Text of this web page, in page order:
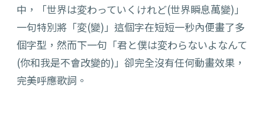
中，「世界は変わっていくけれど(世界瞬息萬變)」
一句特別將「変(變)」這個字在短短一秒內便畫了多
個字型，然而下一句「君と僕は変わらないよなんて
(你和我是不會改變的)」 卻完全沒有任何動畫效果，
完美呼應歌詞。